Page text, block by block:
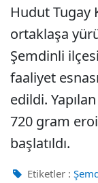
Hudut Tugay
ortaklaşa
Şemdinli
faaliyet
edildi.
720 gram
başlatıldı.
Etiketler :